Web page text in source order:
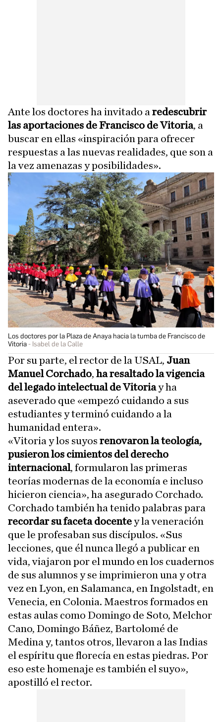
Ante los doctores ha invitado a redescubrir
las aportaciones de Francisco de Vitoria, a
buscar en ellas «inspiración para ofrecer
respuestas a las nuevas realidades, que son a
la vez amenazas y posibilidades».
Los doctores por la Plaza de Anaya hacia la tumba de Francisco de
Vitoria
Isabel de la Calle
Por su parte, el rector de la USAL, Juan
Manuel Corchado, ha resaltado la vigencia
del legado intelectual de Vitoriay ha
aseverado que «empezó cuidando a sus
estudiantes y terminó cuidando a la
humanidad entera».
«Vitoria y los suyos renovaron la teología,
pusieron los cimientos del derecho
internacional, formularon las primeras
teorías modernas de la economía e incluso
hicieron ciencia», ha asegurado Corchado.
Corchado también ha tenido palabras para
recordar su faceta docentey la veneración
que le profesaban sus discípulos. «Sus
lecciones, que él nunca llegó a publicar en
vida, viajaron por el mundo en los cuadernos
de sus alumnos y se imprimieron una y otra
vez en Lyon, en Salamanca, en Ingolstadt, en
Venecia, en Colonia. Maestros formados en
estas aulas como Domingo de Soto, Melchor
Cano, Domingo Báñez, Bartolomé de
Medina y, tantos otros, llevaron a las Indias
el espíritu que florecía en estas piedras. Por
eso este homenaje es también el suyo»,
apostilló el rector.